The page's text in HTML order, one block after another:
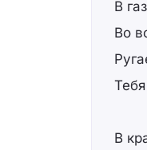
В
Во
В